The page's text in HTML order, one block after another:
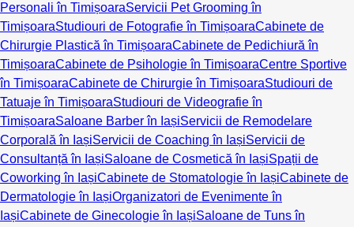
Personali în TimișoaraServicii Pet Grooming în
TimișoaraStudiouri de Fotografie în TimișoaraCabinete de
Chirurgie Plastică în TimișoaraCabinete de Pedichiură în
TimișoaraCabinete de Psihologie în TimișoaraCentre Sportive
în TimișoaraCabinete de Chirurgie în TimișoaraStudiouri de
Tatuaje în TimișoaraStudiouri de Videografie în
TimișoaraSaloane Barber în IașiServicii de Remodelare
Corporală în IașiServicii de Coaching în IașiServicii de
Consultanță în IașiSaloane de Cosmetică în IașiSpații de
Coworking în IașiCabinete de Stomatologie în IașiCabinete de
Dermatologie în IașiOrganizatori de Evenimente în
IașiCabinete de Ginecologie în IașiSaloane de Tuns în